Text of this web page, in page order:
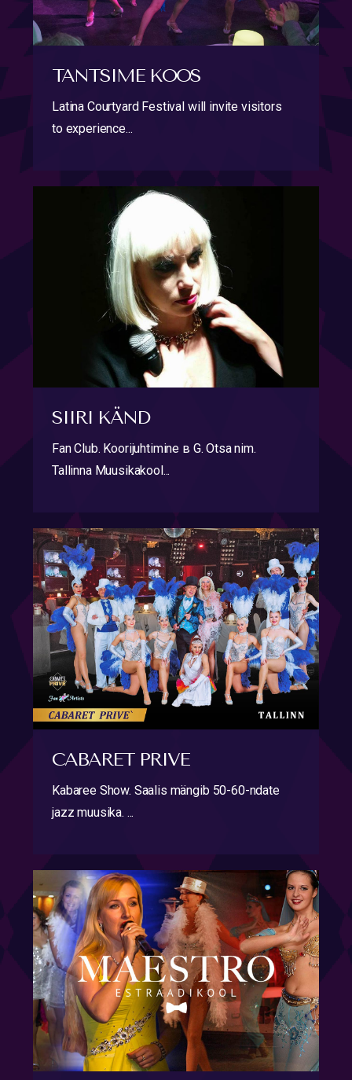
TANTSIME KOOS
Latina Courtyard Festival will invite visitors
to experience...
SIIRI KÄND
Fan Club. Koorijuhtimine в G. Otsa nim.
Tallinna Muusikakool...
CABARET PRIVE
Kabaree Show. Saalis mängib 50-60-ndate
jazz muusika. ...